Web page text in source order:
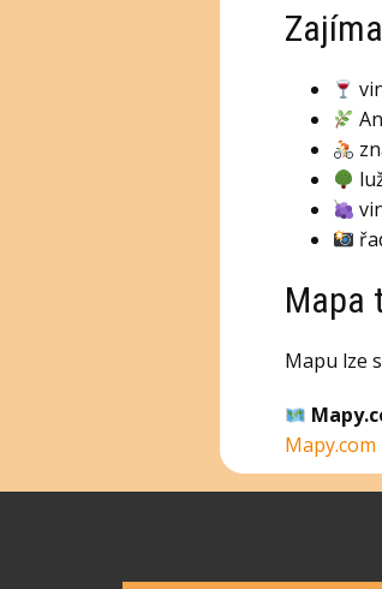
Mapa
Mapu lze